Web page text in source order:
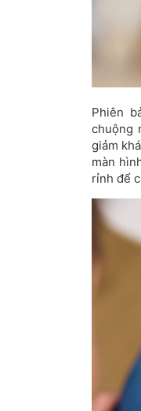
Phiên
chuộng
giảm
màn
rỉnh để